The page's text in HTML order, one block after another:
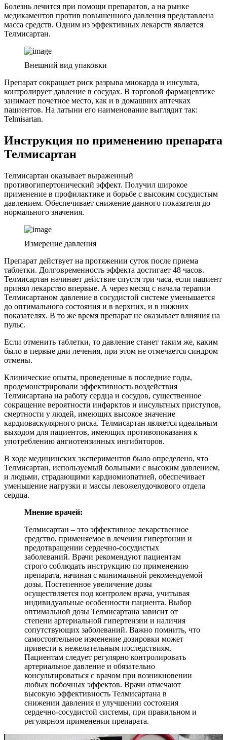
Болезнь лечится при помощи препаратов, а на рынке
медикаментов против повышенного давления представлена
масса средств. Одним из эффективных лекарств является
Телмисартан.
Внешний вид упаковки
Препарат сокращает риск разрыва миокарда и инсульта,
контролирует давление в сосудах. В торговой фармацевтике
занимает почетное место, как и в домашних аптечках
пациентов. На латыни его наименование выглядит так:
Telmisartan.
Инструкция по применению препарата
Телмисартан
Телмисартан оказывает выраженный
противогипертонический эффект. Получил широкое
применение в профилактике и борьбе с высоким сосудистым
давлением. Обеспечивает снижение данного показателя до
нормального значения.
Измерение давления
Препарат действует на протяжении суток после приема
таблетки. Долговременность эффекта достигает 48 часов.
Телмисартан начинает действие спустя три часа, если пациент
принял лекарство впервые. А через месяц с начала терапии
Телмисартаном давление в сосудистой системе уменьшается
до оптимального состояния и в верхних, и в нижних
показателях. В то же время препарат не оказывает влияния на
пульс.
Если отменить таблетки, то давление станет таким же, каким
было в первые дни лечения, при этом не отмечается синдром
отмены.
Клинические опыты, проведенные в последние годы,
продемонстрировали эффективность воздействия
Телмисартана на работу сердца и сосудов, существенное
сокращение вероятности инфарктов и инсультных приступов,
смертности у людей, имеющих высокое значение
кардиоваскулярного риска. Телмисартан является идеальным
выходом для пациентов, имеющих противопоказания к
употреблению ангиотензинных ингибиторов.
В ходе медицинских экспериментов было определено, что
Телмисартан, используемый больными с высоким давлением,
и людьми, страдающими кардиомиопатией, обеспечивает
уменьшение нагрузки и массы левожелудочкового отдела
сердца.
Мнение врачей:
Телмисартан – это эффективное лекарственное
средство, применяемое в лечении гипертонии и
предотвращении сердечно-сосудистых
заболеваний. Врачи рекомендуют пациентам
строго соблюдать инструкцию по применению
препарата, начиная с минимальной рекомендуемой
дозы. Постепенное увеличение дозы
осуществляется под контролем врача, учитывая
индивидуальные особенности пациента. Выбор
оптимальной дозы Телмисартана зависит от
степени артериальной гипертензии и наличия
сопутствующих заболеваний. Важно помнить, что
самостоятельное изменение дозировки может
привести к нежелательным последствиям.
Пациентам следует регулярно контролировать
артериальное давление и обязательно
консультироваться с врачом при возникновении
любых побочных эффектов. Врачи отмечают
высокую эффективность Телмисартана в
снижении давления и улучшении состояния
сердечно-сосудистой системы, при правильном и
регулярном применении препарата.